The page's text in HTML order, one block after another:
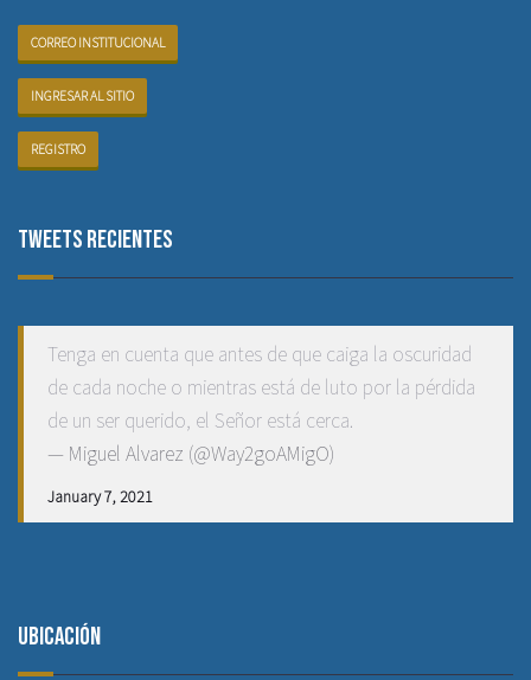
CORREO INSTITUCIONAL
INGRESAR AL SITIO
REGISTRO
Tweets recientes
Tenga en cuenta que antes de que caiga la oscuridad
de cada noche o mientras está de luto por la pérdida
de un ser querido, el Señor está cerca.
— Miguel Alvarez (@Way2goAMigO)
January 7, 2021
Ubicación